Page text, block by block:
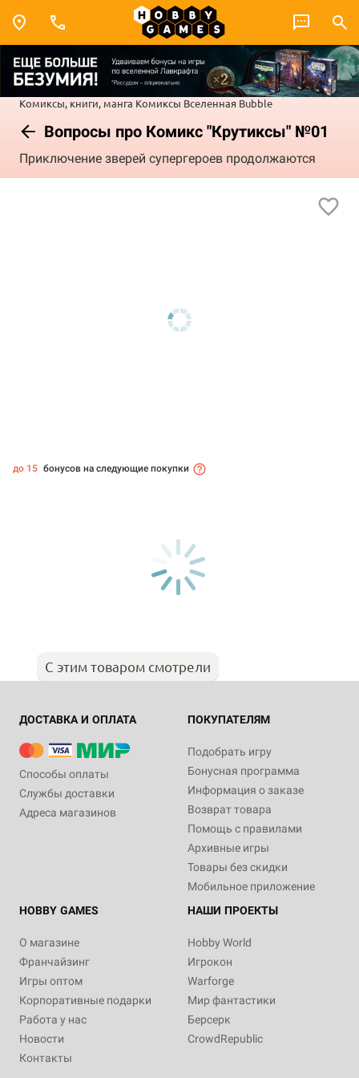
Комиксы, книги, манга Комиксы Вселенная Bubble
Вопросы про Комикс "Крутиксы" №01
Приключение зверей супергероев продолжаются
до 15 бонусов на следующие покупки
С этим товаром смотрели
ДОСТАВКА И ОПЛАТА
Способы оплаты
Службы доставки
Адреса магазинов
ПОКУПАТЕЛЯМ
Подобрать игру
Бонусная программа
Информация о заказе
Возврат товара
Помощь с правилами
Архивные игры
Товары без скидки
Мобильное приложение
HOBBY GAMES
О магазине
Франчайзинг
Игры оптом
Корпоративные подарки
Работа у нас
Новости
Контакты
НАШИ ПРОЕКТЫ
Hobby World
Игрокон
Warforge
Мир фантастики
Берсерк
CrowdRepublic